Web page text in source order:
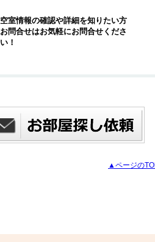
空室情報の確認や詳細を知りたい方
お問合せはお気軽にお問合せくださ
い！
▲ページの